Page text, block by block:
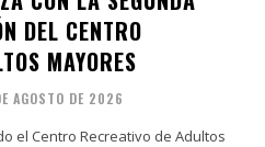
DEL CENTRO
MAYORES
AGOSTO DE 2026
el Centro Recreativo de Adultos